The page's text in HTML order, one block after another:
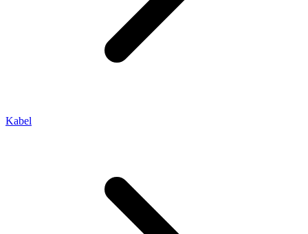
Kabel